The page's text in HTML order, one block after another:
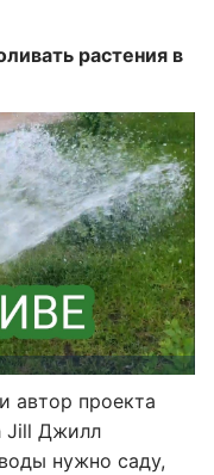
растения в
автор проекта
Jill Джилл
нужно саду,